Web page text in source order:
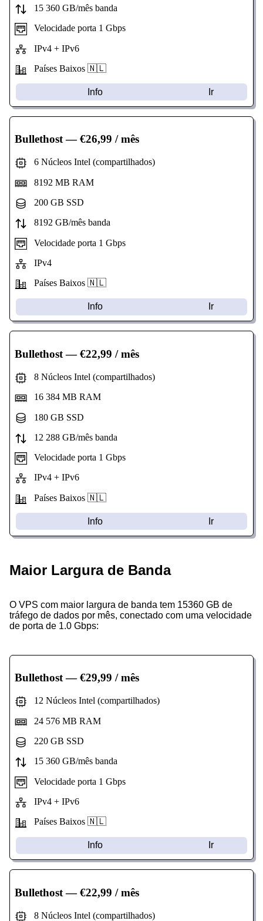
15 360 GB/mês banda
Velocidade porta 1 Gbps
IPv4 + IPv6
Países Baixos 🇳🇱
Info Ir
Bullethost— €26,99 / mês
6 Núcleos Intel (compartilhados)
8192 MB RAM
200 GB SSD
8192 GB/mês banda
Velocidade porta 1 Gbps
IPv4
Países Baixos 🇳🇱
Info Ir
Bullethost— €22,99 / mês
8 Núcleos Intel (compartilhados)
16 384 MB RAM
180 GB SSD
12 288 GB/mês banda
Velocidade porta 1 Gbps
IPv4 + IPv6
Países Baixos 🇳🇱
Info Ir
Maior Largura de Banda
O VPS com maior largura de banda tem 15360 GB de
tráfego de dados por mês, conectado com uma velocidade
de porta de 1.0 Gbps:
Bullethost— €29,99 / mês
12 Núcleos Intel (compartilhados)
24 576 MB RAM
220 GB SSD
15 360 GB/mês banda
Velocidade porta 1 Gbps
IPv4 + IPv6
Países Baixos 🇳🇱
Info Ir
Bullethost— €22,99 / mês
8 Núcleos Intel (compartilhados)